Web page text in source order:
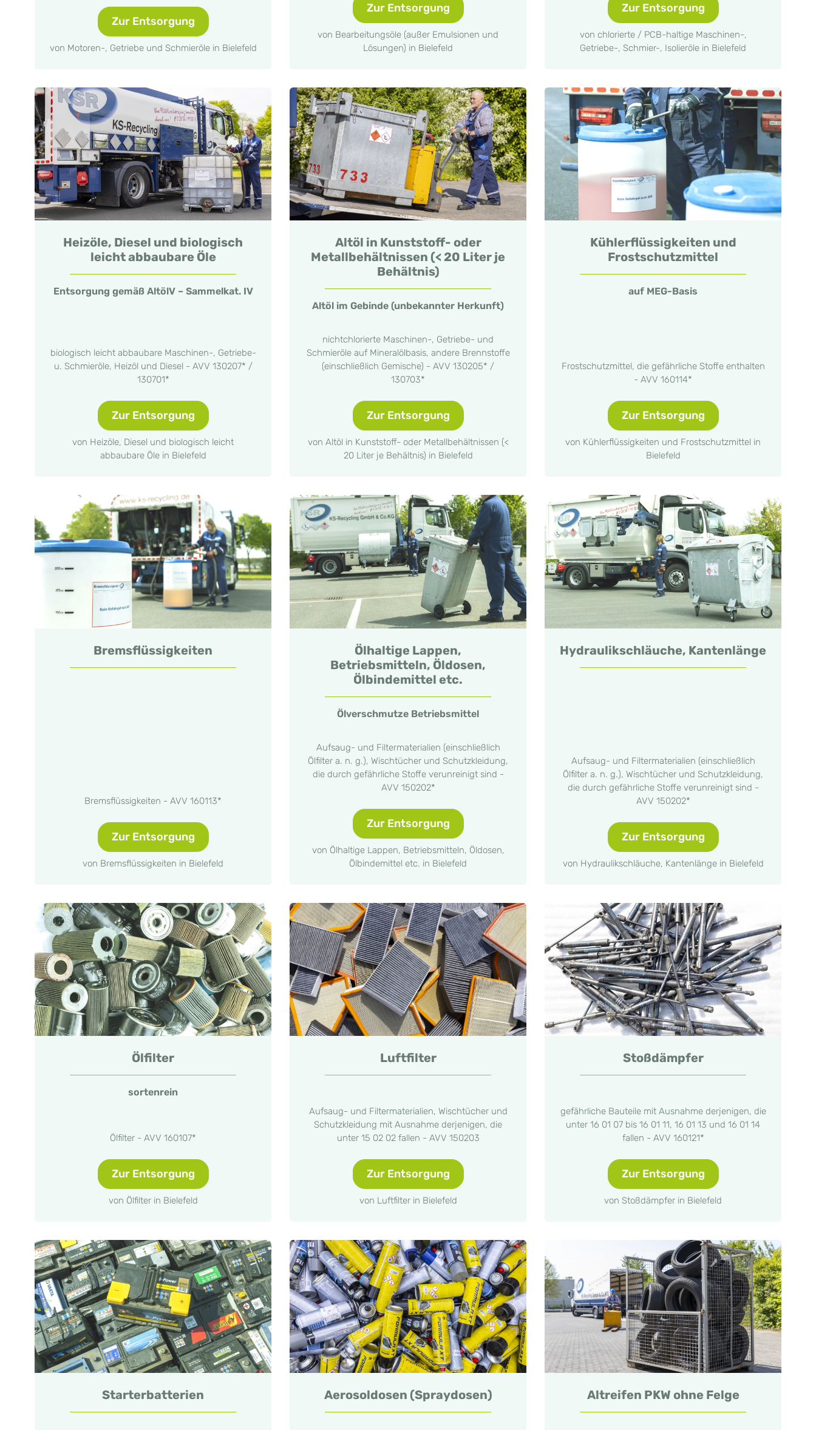
Zur Entsorgung
von Motoren-, Getriebe und Schmieröle in Bielefeld
Zur Entsorgung
von Bearbeitungsöle (außer Emulsionen und
Lösungen) in Bielefeld
Zur Entsorgung
von chlorierte / PCB-haltige Maschinen-,
Getriebe-, Schmier-, Isolieröle in Bielefeld
Heizöle, Diesel und biologisch
leicht abbaubare Öle
Entsorgung gemäß AltölV – Sammelkat. IV
biologisch leicht abbaubare Maschinen-, Getriebe-
u. Schmieröle, Heizöl und Diesel - AVV 130207* /
130701*
Zur Entsorgung
von Heizöle, Diesel und biologisch leicht
abbaubare Öle in Bielefeld
Altöl in Kunststoff- oder
Metallbehältnissen (< 20 Liter je
Behältnis)
Altöl im Gebinde (unbekannter Herkunft)
nichtchlorierte Maschinen-, Getriebe- und
Schmieröle auf Mineralölbasis, andere Brennstoffe
(einschließlich Gemische) - AVV 130205* /
130703*
Zur Entsorgung
von Altöl in Kunststoff- oder Metallbehältnissen (<
20 Liter je Behältnis) in Bielefeld
Kühlerflüssigkeiten und
Frostschutzmittel
auf MEG-Basis
Frostschutzmittel, die gefährliche Stoffe enthalten
- AVV 160114*
Zur Entsorgung
von Kühlerflüssigkeiten und Frostschutzmittel in
Bielefeld
Bremsflüssigkeiten
Bremsflüssigkeiten - AVV 160113*
Zur Entsorgung
von Bremsflüssigkeiten in Bielefeld
Ölhaltige Lappen,
Betriebsmitteln, Öldosen,
Ölbindemittel etc.
Ölverschmutze Betriebsmittel
Aufsaug- und Filtermaterialien (einschließlich
Ölfilter a. n. g.), Wischtücher und Schutzkleidung,
die durch gefährliche Stoffe verunreinigt sind -
AVV 150202*
Zur Entsorgung
von Ölhaltige Lappen, Betriebsmitteln, Öldosen,
Ölbindemittel etc. in Bielefeld
Hydraulikschläuche, Kantenlänge
Aufsaug- und Filtermaterialien (einschließlich
Ölfilter a. n. g.), Wischtücher und Schutzkleidung,
die durch gefährliche Stoffe verunreinigt sind -
AVV 150202*
Zur Entsorgung
von Hydraulikschläuche, Kantenlänge in Bielefeld
Ölfilter
sortenrein
Ölfilter - AVV 160107*
Zur Entsorgung
von Ölfilter in Bielefeld
Luftfilter
Aufsaug- und Filtermaterialien, Wischtücher und
Schutzkleidung mit Ausnahme derjenigen, die
unter 15 02 02 fallen - AVV 150203
Zur Entsorgung
von Luftfilter in Bielefeld
Stoßdämpfer
gefährliche Bauteile mit Ausnahme derjenigen, die
unter 16 01 07 bis 16 01 11, 16 01 13 und 16 01 14
fallen - AVV 160121*
Zur Entsorgung
von Stoßdämpfer in Bielefeld
Starterbatterien Aerosoldosen (Spraydosen) Altreifen PKW ohne Felge